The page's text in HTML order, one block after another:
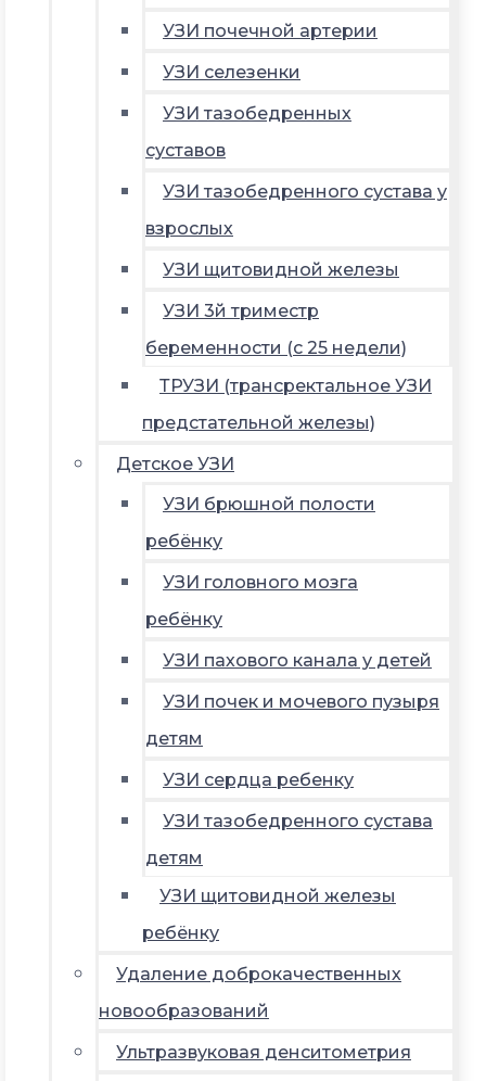
УЗИ почечной артерии
УЗИ селезенки
УЗИ тазобедренных
суставов
УЗИ тазобедренного сустава у
взрослых
УЗИ щитовидной железы
УЗИ 3й триместр
беременности (с 25 недели)
ТРУЗИ (трансректальное УЗИ
предстательной железы)
Детское УЗИ
УЗИ брюшной полости
ребёнку
УЗИ головного мозга
ребёнку
УЗИ пахового канала у детей
УЗИ почек и мочевого пузыря
детям
УЗИ сердца ребенку
УЗИ тазобедренного сустава
детям
УЗИ щитовидной железы
ребёнку
Удаление доброкачественных
новообразований
Ультразвуковая денситометрия